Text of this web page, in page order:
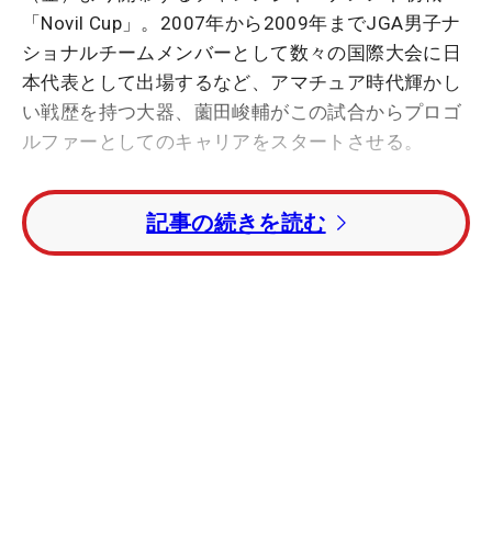
「Novil Cup」。2007年から2009年までJGA男子ナ
ショナルチームメンバーとして数々の国際大会に日
本代表として出場するなど、アマチュア時代輝かし
い戦歴を持つ大器、薗田峻輔がこの試合からプロゴ
ルファーとしてのキャリアをスタートさせる。
薗田は明治大学に通う現役大学生ながら09年のフ
ァイナルQTを22位で突破しプロに転向。昨年はア
マチュアながら何度もレギュラーツアーの決勝ラウ
記事の続きを読む